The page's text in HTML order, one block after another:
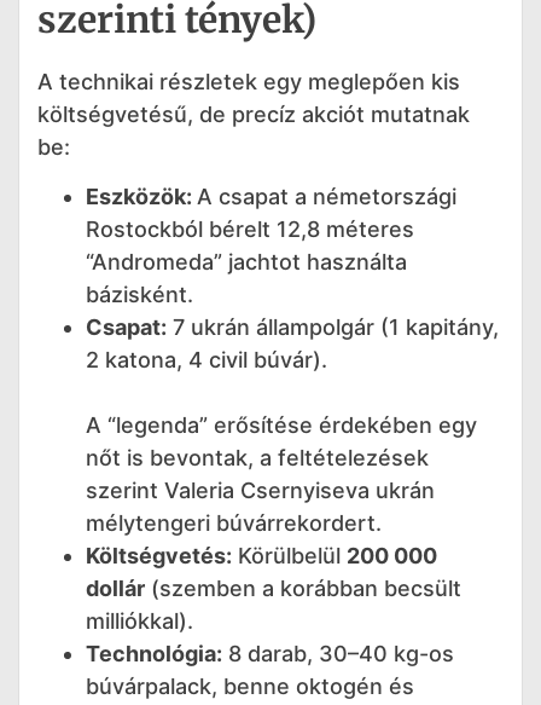
szerinti tények)
A technikai részletek egy meglepően kis
költségvetésű, de precíz akciót mutatnak
be:
Eszközök: A csapat a németországi
Rostockból bérelt 12,8 méteres
“Andromeda” jachtot használta
bázisként.
Csapat: 7 ukrán állampolgár (1 kapitány,
2 katona, 4 civil búvár).
A “legenda” erősítése érdekében egy
nőt is bevontak, a feltételezések
szerint Valeria Csernyiseva ukrán
mélytengeri búvárrekordert.
Költségvetés: Körülbelül 200 000
dollár (szemben a korábban becsült
milliókkal).
Technológia: 8 darab, 30–40 kg-os
búvárpalack, benne oktogén és